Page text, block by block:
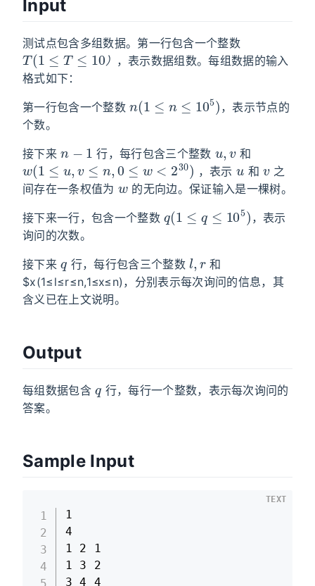
Input
测试点包含多组数据。第一行包含一个整数
）
T(1≤T≤10）
，表示数据组数。每组数据的输入
格式如下：
第一行包含一个整数
，表示节点的
个数。
接下来 行，每行包含三个整数 和
w(1≤u,v≤ n ,0≤ w<230)
，表示
u
和 之
间存在一条权值为
w
的无向边。保证输入是一棵树。
接下来一行，包含一个整数
，表示
询问的次数。
接下来 行，每行包含三个整数
和
$x(1≤l≤r≤n,1≤x≤n)，分别表示每次询问的信息，其
含义已在上文说明。
Output
每组数据包含
行，每行一个整数，表示每次询问的
答案。
Sample Input
1
4
1 2 1
1 3 2
3 4 4
TEXT